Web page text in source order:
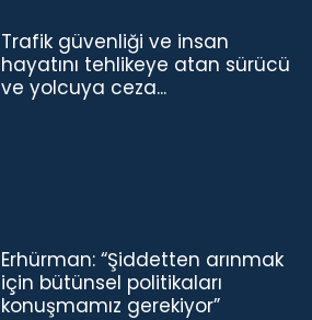
Trafik güvenliği ve insan
hayatını tehlikeye atan sürücü
ve yolcuya ceza...
Erhürman: “Şiddetten arınmak
için bütünsel politikaları
konuşmamız gerekiyor”